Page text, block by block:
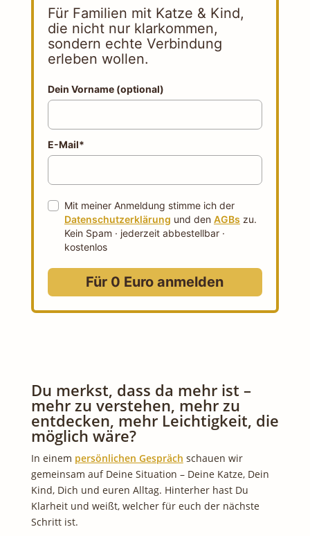
Für Familien mit Katze & Kind,
die nicht nur klarkommen,
sondern echte Verbindung
erleben wollen.
Dein Vorname (optional)
E-Mail*
Mit meiner Anmeldung stimme ich der
Datenschutzerklärung und den AGBs zu.
Kein Spam · jederzeit abbestellbar ·
kostenlos
Für 0 Euro anmelden
Du merkst, dass da mehr ist –
mehr zu verstehen, mehr zu
entdecken, mehr Leichtigkeit, die
möglich wäre?
In einem persönlichen Gespräch schauen wir
gemeinsam auf Deine Situation – Deine Katze, Dein
Kind, Dich und euren Alltag. Hinterher hast Du
Klarheit und weißt, welcher für euch der nächste
Schritt ist.